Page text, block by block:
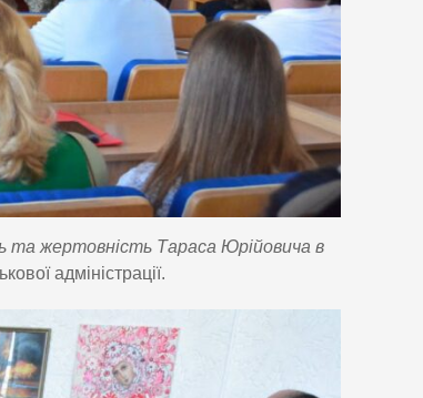
та жертовність Тараса Юрійовича в
адміністрації.